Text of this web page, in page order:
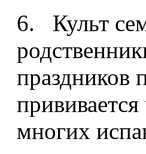
6. Культ
праздников
многих